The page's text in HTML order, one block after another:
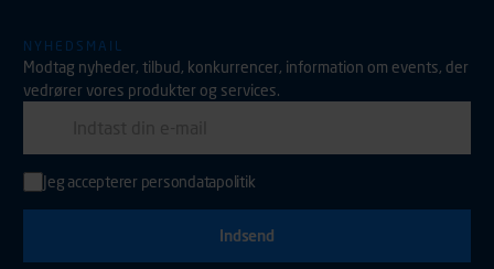
NYHEDSMAIL
Modtag nyheder, tilbud, konkurrencer, information om events, der
vedrører vores produkter og services.
Indtast din e-mail adresse for at tilmelde dig nyhedsmail.
Jeg accepterer persondatapolitik